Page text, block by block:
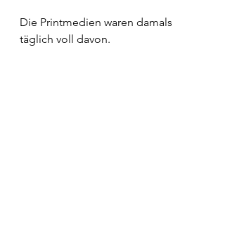
Die Printmedien waren damals
täglich voll davon.